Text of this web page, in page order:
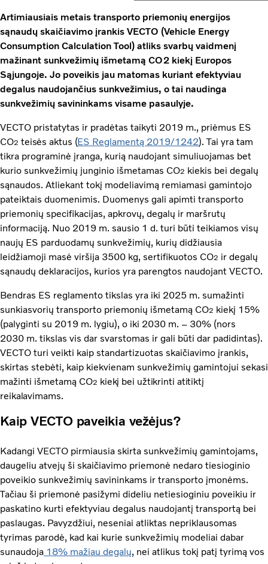
Artimiausiais metais transporto priemonių energijos
sąnaudų skaičiavimo įrankis VECTO (Vehicle Energy
Consumption Calculation Tool) atliks svarbų vaidmenį
mažinant sunkvežimių išmetamą CO2 kiekį Europos
Sąjungoje. Jo poveikis jau matomas kuriant efektyviau
degalus naudojančius sunkvežimius, o tai naudinga
sunkvežimių savininkams visame pasaulyje.
VECTO pristatytas ir pradėtas taikyti 2019 m., priėmus ES
CO2 teisės aktus (ES Reglamentą 2019/1242). Tai yra tam
tikra programinė įranga, kurią naudojant simuliuojamas bet
kurio sunkvežimių junginio išmetamas CO2 kiekis bei degalų
sąnaudos. Atliekant tokį modeliavimą remiamasi gamintojo
pateiktais duomenimis. Duomenys gali apimti transporto
priemonių specifikacijas, apkrovų, degalų ir maršrutų
informaciją. Nuo 2019 m. sausio 1 d. turi būti teikiamos visų
naujų ES parduodamų sunkvežimių, kurių didžiausia
leidžiamoji masė viršija 3500 kg, sertifikuotos CO2 ir degalų
sąnaudų deklaracijos, kurios yra parengtos naudojant VECTO.
Bendras ES reglamento tikslas yra iki 2025 m. sumažinti
sunkiasvorių transporto priemonių išmetamą CO2 kiekį 15%
(palyginti su 2019 m. lygiu), o iki 2030 m. – 30% (nors
2030 m. tikslas vis dar svarstomas ir gali būti dar padidintas).
VECTO turi veikti kaip standartizuotas skaičiavimo įrankis,
skirtas stebėti, kaip kiekvienam sunkvežimių gamintojui sekasi
mažinti išmetamą CO2 kiekį bei užtikrinti atitiktį
reikalavimams.
Kaip VECTO paveikia vežėjus?
Kadangi VECTO pirmiausia skirta sunkvežimių gamintojams,
daugeliu atvejų ši skaičiavimo priemonė nedaro tiesioginio
poveikio sunkvežimių savininkams ir transporto įmonėms.
Tačiau ši priemonė pasižymi dideliu netiesioginiu poveikiu ir
paskatino kurti efektyviau degalus naudojantį transportą bei
paslaugas. Pavyzdžiui, neseniai atliktas nepriklausomas
tyrimas parodė, kad kai kurie sunkvežimių modeliai dabar
sunaudoja 18% mažiau degalų, nei atlikus tokį patį tyrimą vos